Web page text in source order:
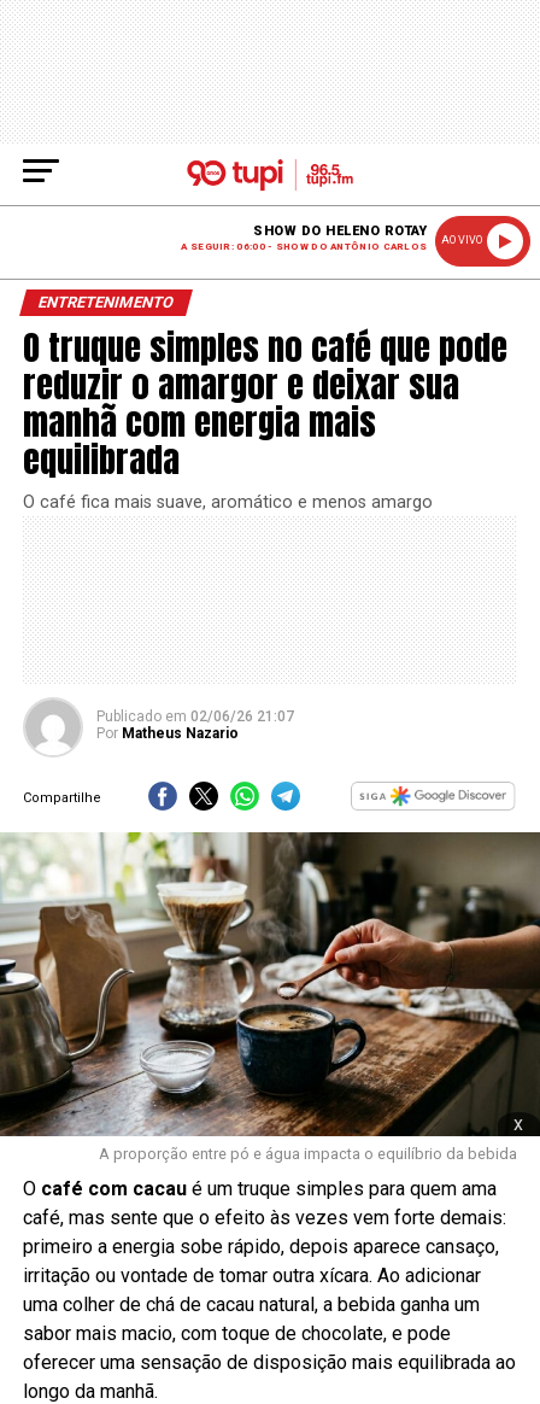
SHOW DO HELENO ROTAY
A SEGUIR: 06:00 - SHOW DO ANTÔNIO CARLOS
AO VIVO
ENTRETENIMENTO
O truque simples no café que pode
reduzir o amargor e deixar sua
manhã com energia mais
equilibrada
O café fica mais suave, aromático e menos amargo
Publicado em 02/06/26 21:07
Por Matheus Nazario
Compartilhe
x
A proporção entre pó e água impacta o equilíbrio da bebida
O café com cacaué um truque simples para quem ama
café, mas sente que o efeito às vezes vem forte demais:
primeiro a energia sobe rápido, depois aparece cansaço,
irritação ou vontade de tomar outra xícara. Ao adicionar
uma colher de chá de cacau natural, a bebida ganha um
sabor mais macio, com toque de chocolate, e pode
oferecer uma sensação de disposição mais equilibrada ao
longo da manhã.